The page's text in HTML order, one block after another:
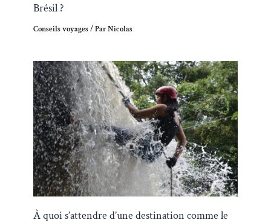
Brésil ?
Conseils voyages/ ParNicolas
À quoi s’attendre d’une destination comme le